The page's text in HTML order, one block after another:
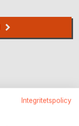
Integritetspolicy